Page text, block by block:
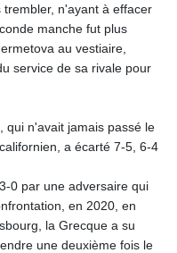
n'ayant à effacer
manche fut plus
au vestiaire,
service de sa rivale pour
qui n'avait jamais passé le
a écarté 7-5, 6-4
0 par une adversaire qui
en 2020, en
la Grecque a su
une deuxième fois le